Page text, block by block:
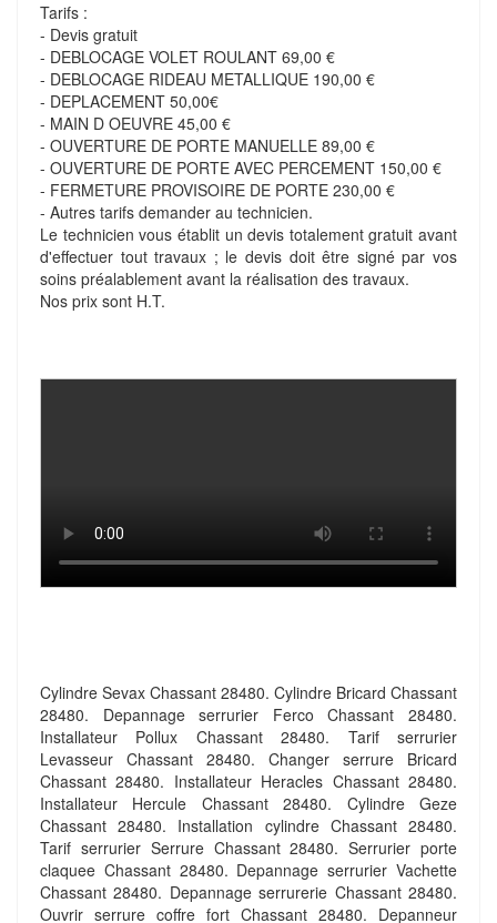
Tarifs :
- Devis gratuit
- DEBLOCAGE VOLET ROULANT 69,00 €
- DEBLOCAGE RIDEAU METALLIQUE 190,00 €
- DEPLACEMENT 50,00€
- MAIN D OEUVRE 45,00 €
- OUVERTURE DE PORTE MANUELLE 89,00 €
- OUVERTURE DE PORTE AVEC PERCEMENT 150,00 €
- FERMETURE PROVISOIRE DE PORTE 230,00 €
- Autres tarifs demander au technicien.
Le technicien vous établit un devis totalement gratuit avant
d'effectuer tout travaux ; le devis doit être signé par vos
soins préalablement avant la réalisation des travaux.
Nos prix sont H.T.
Cylindre Sevax Chassant 28480. Cylindre Bricard Chassant
28480. Depannage serrurier Ferco Chassant 28480.
Installateur Pollux Chassant 28480. Tarif serrurier
Levasseur Chassant 28480. Changer serrure Bricard
Chassant 28480. Installateur Heracles Chassant 28480.
Installateur Hercule Chassant 28480. Cylindre Geze
Chassant 28480. Installation cylindre Chassant 28480.
Tarif serrurier Serrure Chassant 28480. Serrurier porte
claquee Chassant 28480. Depannage serrurier Vachette
Chassant 28480. Depannage serrurerie Chassant 28480.
Ouvrir serrure coffre fort Chassant 28480. Depanneur